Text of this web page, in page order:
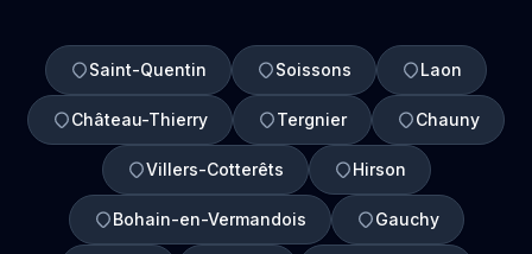
Saint-Quentin Soissons Laon
Château-Thierry Tergnier Chauny
Villers-Cotterêts Hirson
Bohain-en-Vermandois Gauchy